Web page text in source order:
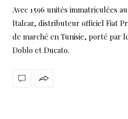
Avec 1 596 unités immatriculées
Italcar, distributeur officiel Fiat
de marché en Tunisie, porté par
Doblo et Ducato.